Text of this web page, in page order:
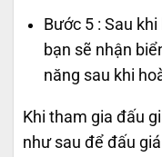
Bước 5 : Sau
bạn sẽ nhận
năng sau khi
Khi tham gia đấu
như sau để đấu